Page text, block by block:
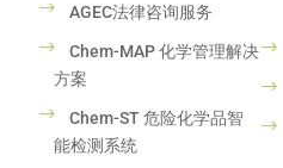
鞋类环境影响评估工具
AGEC法律咨询服务
Chem-MAP 化学管理解决
方案
Chem-ST 危险化学品智
能检测系统